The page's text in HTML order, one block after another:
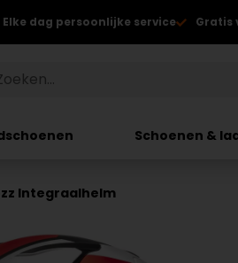
Elke dag persoonlijke service Gratis
Schoenen &
Integraalhelm